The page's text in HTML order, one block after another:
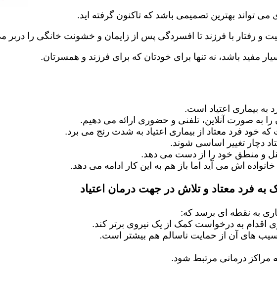
تواند بهترین تصمیمی باشد که تاکنون گرفته اید.
و رفتار با فرزند تا افسردگی پس از زایمان و خشونت خانگی را دربر
مفید باشد، نه تنها برای خودتان که برای فرزند و همسرتان.
به بیماری اعتیاد است.
به صورت آنلاین، تلفنی و حضوری ارائه می دهیم.
که خود فرد معتاد از بیماری اعتیاد به شدت رنج می برد.
دچار تغییر اساسی شوند.
و منطق خود را از دست می دهد.
اش می آید اما باز هم به این کار ادامه می دهد.
به فرد معتاد و تلاش در جهت درمان اعتیاد
به نقطه ای برسد که:
اقدام به درخواست کمک از یک نیروی برتر کند.
های آن از حمایت ناسالم هم بیشتر است.
مراکز درمانی مرتبط شود.